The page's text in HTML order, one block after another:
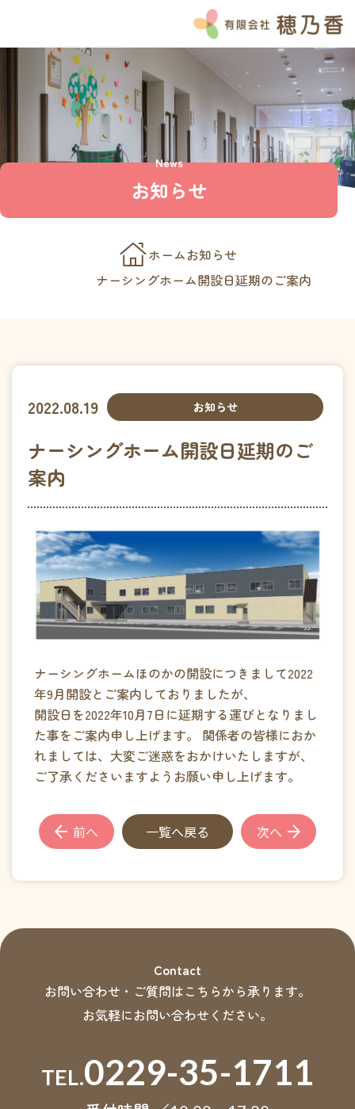
HOME
お知らせ
ブログ
Instagram
私たちの想い
チーム穂乃香
サービス紹介
ほのか定期巡回・随時対応型
訪問看護ステーションほのか
障がい者グループホーム​
ヌーヴェルメゾンなかぞね
特定相談支援事業所りあん
企業主導型保育園提携企業様募集
穂乃香について
会社概要
利用者様の声
アンケート
採用情報
採用についてよくあるご質問
お問い合わせ
プライバシーポリシー
資料ダウンロード
News
お知らせ
ホームお知らせ
ナーシングホーム開設日延期のご案内
2022.08.19 お知らせ
ナーシングホーム開設日延期のご
案内
ナーシングホームほのかの開設につきまして2022
年9月開設とご案内しておりましたが、
開設日を2022年10月7日に延期する運びとなりまし
た事をご案内申し上げます。 関係者の皆様におか
れましては、大変ご迷惑をおかけいたしますが、
ご了承くださいますようお願い申し上げます。
一覧へ戻る
前へ 次へ
Contact
お問い合わせ・ご質問はこちらから承ります。
お気軽にお問い合わせください。
TEL.0229-35-1711